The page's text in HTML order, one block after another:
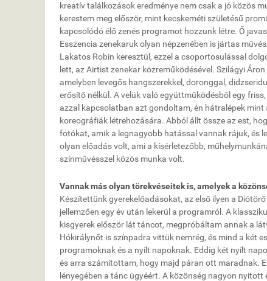
kreatív találkozások eredménye nem csak a jó közös
kerestem meg először, mint kecskeméti születésű
kapcsolódó élő zenés programot hozzunk létre. Ő
Esszencia zenekaruk olyan népzenében is jártas
Lakatos Robin keresztül, ezzel a csoportosulással
lett, az Airtist zenekar közreműködésével. Szilágyi
amelyben levegős hangszerekkel, doronggal,
erősítő nélkül. A velük való együttműködésből egy
azzal kapcsolatban azt gondoltam, én hátralépek
koreográfiák létrehozására. Abból állt össze az est,
fotókat, amik a legnagyobb hatással vannak rájuk, és
olyan előadás volt, ami a kísérletezőbb,
színművésszel közös munka volt.
Vannak más olyan törekvéseitek is, amelyek a
Készítettünk gyerekelőadásokat, az első ilyen a
jellemzően egy év után lekerül a programról. A
kisgyerek először lát táncot, megpróbáltam annak a
Hókirálynőt is színpadra vittük nemrég, és mind a két
programoknak és a nyílt napoknak. Eddig két nyílt
és arra számítottam, hogy majd páran ott maradnak.
lényegében a tánc ügyéért. A közönség nagyon